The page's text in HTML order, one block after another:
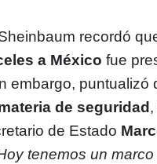
recordó
a México fue
embargo,
de seguridad
de Estado
tenemos un